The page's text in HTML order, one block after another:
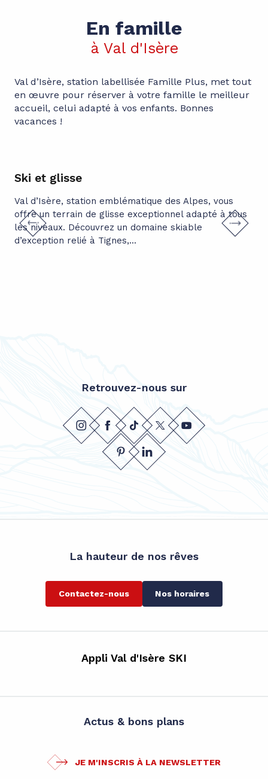
En famille
à Val d'Isère
Val d’Isère, station labellisée Famille Plus, met tout
en œuvre pour réserver à votre famille le meilleur
accueil, celui adapté à vos enfants. Bonnes
vacances !
Ski et glisse
Val d’Isère, station emblématique des Alpes, vous
offre un terrain de glisse exceptionnel adapté à tous
les niveaux. Découvrez un domaine skiable
d’exception relié à Tignes,...
Retrouvez-nous sur
La hauteur de nos rêves
Contactez-nous Nos horaires
Appli Val d'Isère SKI
Actus & bons plans
JE M'INSCRIS À LA NEWSLETTER